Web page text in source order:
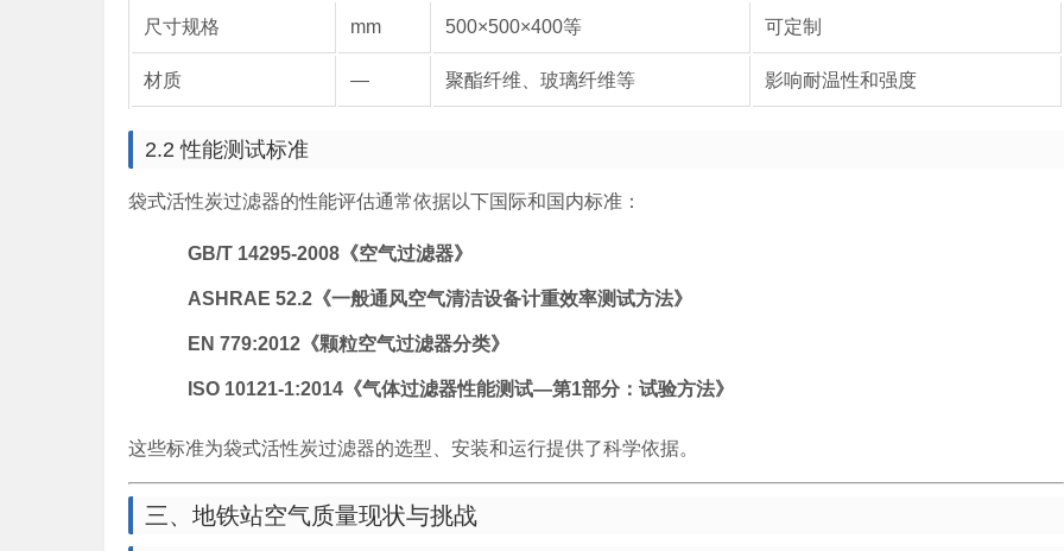
尺寸规格 mm 500×500×400等 可定制
材质 — 聚酯纤维、玻璃纤维等 影响耐温性和强度
2.2 性能测试标准
袋式活性炭过滤器的性能评估通常依据以下国际和国内标准：
GB/T 14295-2008《空气过滤器》
ASHRAE 52.2《一般通风空气清洁设备计重效率测试方法》
EN 779:2012《颗粒空气过滤器分类》
ISO 10121-1:2014《气体过滤器性能测试—第1部分：试验方法》
这些标准为袋式活性炭过滤器的选型、安装和运行提供了科学依据。
三、地铁站空气质量现状与挑战